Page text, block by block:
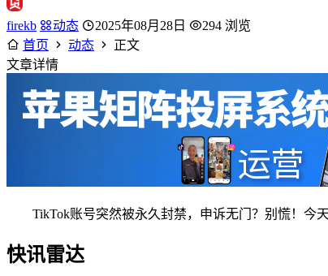
firekb 动态 2025年08月28日
294 浏览
首页
动态
正文
文章详情
TikTok账号突然被永久封禁，申诉无门？别慌！今
快讯雷达